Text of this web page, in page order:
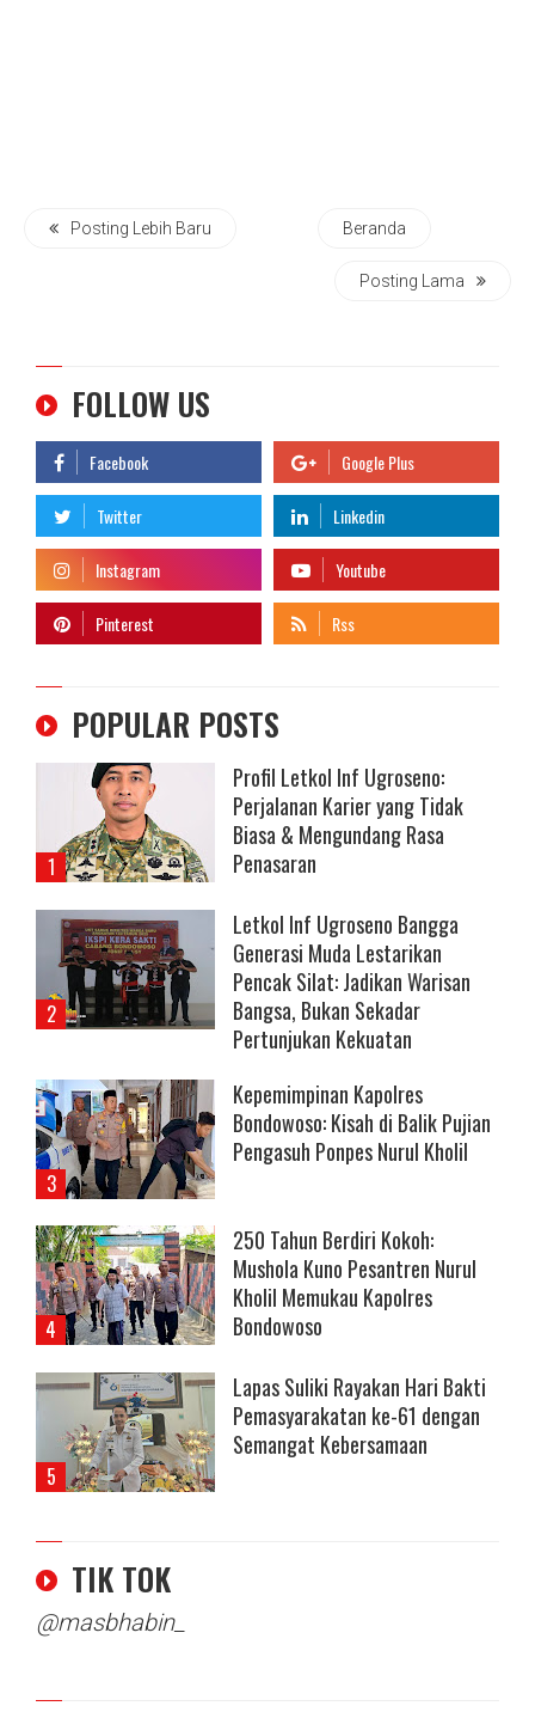
Posting Lebih Baru Beranda
Posting Lama
FOLLOW US
POPULAR POSTS
Profil Letkol Inf Ugroseno:
Perjalanan Karier yang Tidak
Biasa & Mengundang Rasa
Penasaran
Letkol Inf Ugroseno Bangga
Generasi Muda Lestarikan
Pencak Silat: Jadikan Warisan
Bangsa, Bukan Sekadar
Pertunjukan Kekuatan
Kepemimpinan Kapolres
Bondowoso: Kisah di Balik Pujian
Pengasuh Ponpes Nurul Kholil
250 Tahun Berdiri Kokoh:
Mushola Kuno Pesantren Nurul
Kholil Memukau Kapolres
Bondowoso
Lapas Suliki Rayakan Hari Bakti
Pemasyarakatan ke-61 dengan
Semangat Kebersamaan
TIK TOK
@masbhabin_